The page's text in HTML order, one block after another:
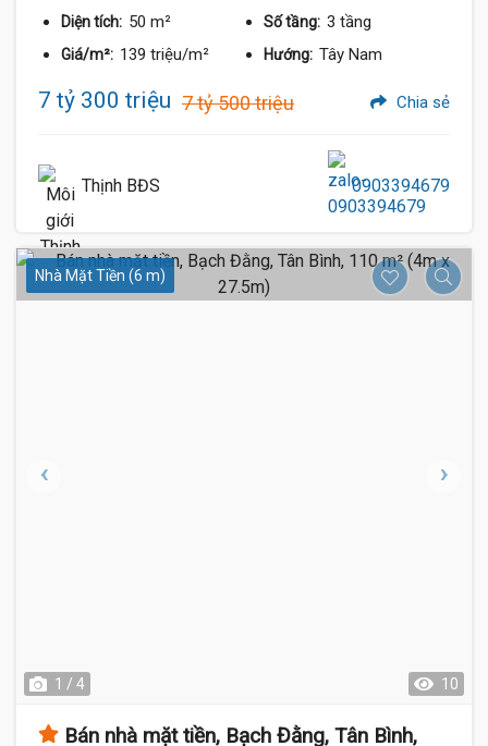
Diện tích: 50 m² Số tầng: 3 tầng
Giá/m²: 139 triệu/m² Hướng: Tây Nam
7 tỷ 300 triệu 7 tỷ 500 triệu Chia sẻ
Thịnh BĐS 0903394679
Nhà Mặt Tiền (6 m)
1 / 4 10
Bán nhà mặt tiền, Bạch Đằng, Tân Bình,